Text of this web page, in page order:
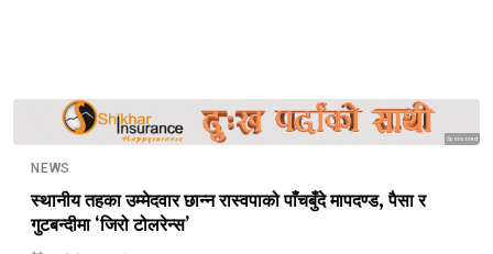
Sponsored
NEWS
स्थानीय तहका उम्मेदवार छान्न रास्वपाको पाँचबुँदे मापदण्ड, पैसा र
गुटबन्दीमा ‘जिरो टोलरेन्स’